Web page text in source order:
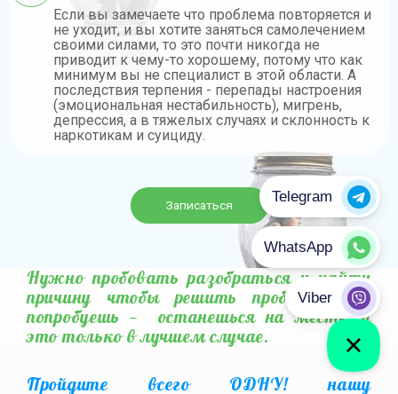
Если вы замечаете что проблема повторяется и
не уходит, и вы хотите заняться самолечением
своими силами, то это почти никогда не
приводит к чему-то хорошему, потому что как
минимум вы не специалист в этой области. А
последствия терпения - перепады настроения
(эмоциональная нестабильность), мигрень,
депрессия, а в тяжелых случаях и склонность к
наркотикам и суициду.
Записаться
Нужно пробовать разобраться и найти
причину чтобы решить проблему. Не
попробуешь — останешься на месте, и
это только в лучшем случае.
Пройдите всего ОДНУ! нашу